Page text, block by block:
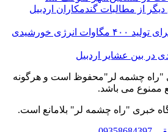
ریال دیگر از مطالبات گندمکاران اردبیل
تفاهم‌نامه سرمایه‌گذاری برای تولید ۴۰۰ مگاوات انرژی خورشیدی
در بین عشایر اردبیل
"راه چشمه لر"محفوظ است و هرگونه
ممنوع می باشد.
خبری "راه چشمه لر" بلامانع است.